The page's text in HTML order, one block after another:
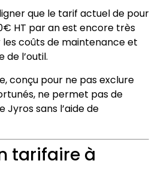
que le tarif actuel de pour
HT par an est encore très
coûts de maintenance et
de l’outil.
conçu pour ne pas exclure
ne permet pas de
sans l’aide de
tarifaire à